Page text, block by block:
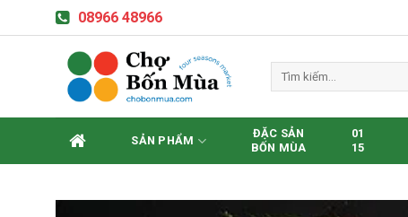
to
08966 48966
Tìm
SẢN PHẨM
ĐẶC SẢN
BỐN MÙA
01
15